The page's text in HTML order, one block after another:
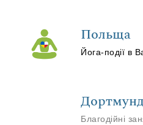
Польща
Йога-події в
Дортмунд
Благодійні